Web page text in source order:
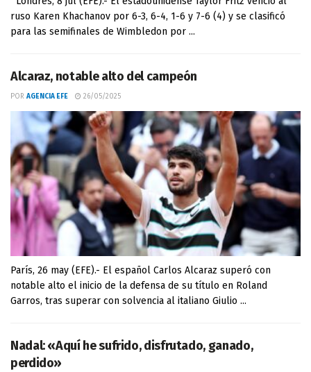
ruso Karen Khachanov por 6-3, 6-4, 1-6 y 7-6 (4) y se clasificó
para las semifinales de Wimbledon por ...
Alcaraz, notable alto del campeón
POR AGENCIA EFE 26/05/2025
París, 26 may (EFE).- El español Carlos Alcaraz superó con
notable alto el inicio de la defensa de su título en Roland
Garros, tras superar con solvencia al italiano Giulio ...
Nadal: «Aquí he sufrido, disfrutado, ganado,
perdido»